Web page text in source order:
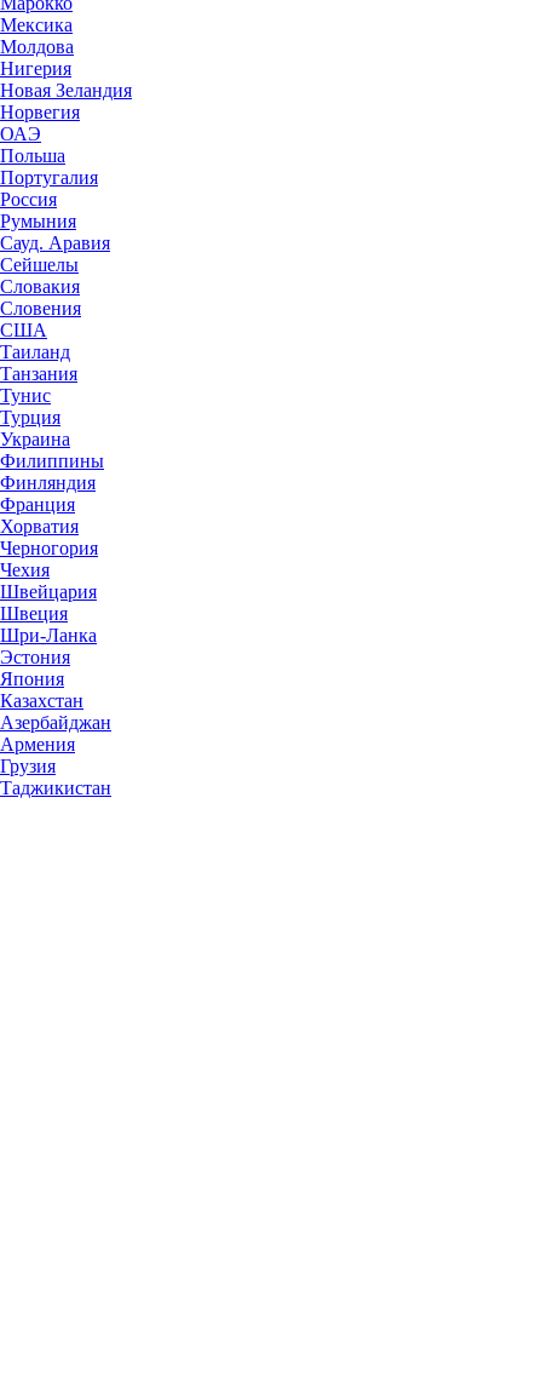
Мексика
Молдова
Нигерия
Новая Зеландия
Норвегия
ОАЭ
Польша
Португалия
Россия
Румыния
Сауд. Аравия
Сейшелы
Словакия
Словения
США
Таиланд
Танзания
Тунис
Турция
Украина
Филиппины
Финляндия
Франция
Хорватия
Черногория
Чехия
Швейцария
Швеция
Шри-Ланка
Эстония
Япония
Казахстан
Азербайджан
Армения
Грузия
Таджикистан